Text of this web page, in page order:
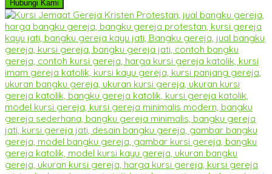
Hubungi Kami